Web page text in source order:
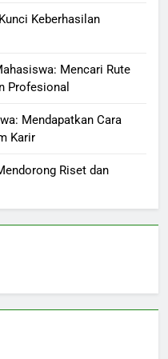
Keberhasilan
Mencari Rute
Profesional
Mendapatkan Cara
Karir
Riset dan